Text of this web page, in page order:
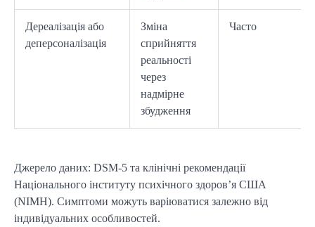
Дереалізація або
деперсоналізація
Зміна
сприйняття
реальності
через
надмірне
збудження
Часто
Джерело даних: DSM-5 та клінічні рекомендації
Національного інституту психічного здоров’я США
(NIMH). Симптоми можуть варіюватися залежно від
індивідуальних особливостей.